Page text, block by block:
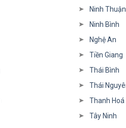
Ninh Thuận
Ninh Bình
Nghệ An
Tiền Giang
Thái Bình
Thái
Thanh Hoá
Tây Ninh